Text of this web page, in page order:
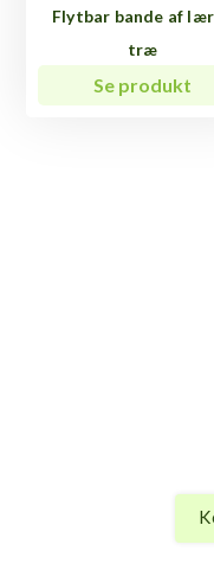
Flytbar bande af
træ
Se produkt